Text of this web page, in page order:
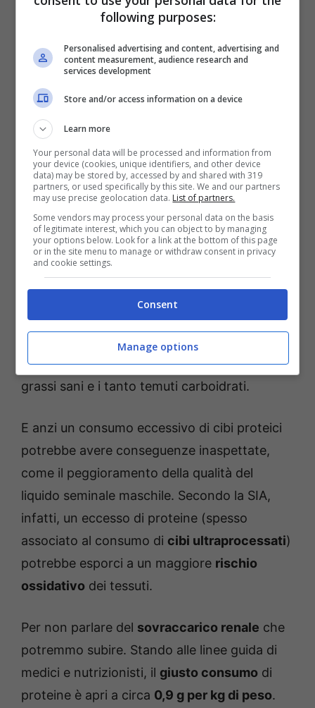
Se mangi proteine ultraprocessate la tua fertilità potrebbe
risentirne, lo avresti mai detto? (Jubilaeumlauretanum.it)
Questi alimenti fanno gola soprattutto alla
nicchia deglisportivi, eppure in molti hanno
cominciato ad associare il concetto di
proteico con quello di sano. Ma siamo sicuri
che sia così? Sembra banale dirlo, eppure
alimentazione equilibrata
consumo dituttii tipi dinutrienti, compresi i
grassi sani e i tanto temuti carboidrati.
E anzi un consumo eccessivo di cibi proteici
potrebbe avere conseguenze inaspettate,
come il peggioramento della qualità del
liquido seminale maschile. Secondo la SIA,
infatti, un eccesso di proteine (spesso
associato al consumo di cibi ultraprocessati)
potrebbe esporci a un maggiore rischio
ossidativo dei tessuti.
Per non parlare del sovraccarico renale che
potremmo subire. Stando alle linee guida di
medici e nutrizionisti, il giusto consumo di
proteine è apri a circa 0,9 g per kg di peso.
following purposes:
Personalised advertising and content, advertising and
content measurement, audience research and
services development
Store and/or access information on a device
Learn more
Your personal data will be processed and information from
your device (cookies, unique identifiers, and other device
data) may be stored by, accessed by and shared with 319
partners, or used specifically by this site. We and our partners
may use precise geolocation data. List of partners.
Some vendors may process your personal data on the basis
of legitimate interest, which you can object to by managing
your options below. Look for a link at the bottom of this page
or in the site menu to manage or withdraw consent in privacy
and cookie settings.
Consent
Manage options